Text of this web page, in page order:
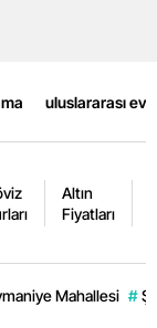
uluslararası
Altın
Fiyatları
Mahallesi #